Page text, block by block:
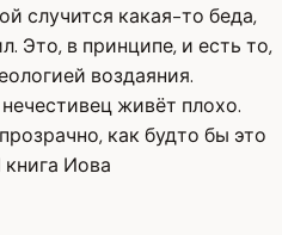
случится какая-то беда,
Это, в принципе, и есть то,
воздаяния.
живёт плохо.
как будто бы это
книга Иова